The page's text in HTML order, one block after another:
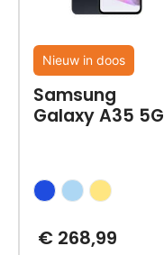
Nieuw in doos
Samsung
Galaxy A35 5G
€268,99